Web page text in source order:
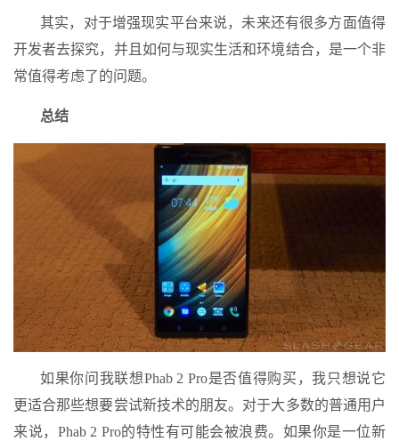
其实，对于增强现实平台来说，未来还有很多方面值得
开发者去探究，并且如何与现实生活和环境结合，是一个非
常值得考虑了的问题。
总结
如果你问我联想Phab 2 Pro是否值得购买，我只想说它
更适合那些想要尝试新技术的朋友。对于大多数的普通用户
来说，Phab 2 Pro的特性有可能会被浪费。如果你是一位新